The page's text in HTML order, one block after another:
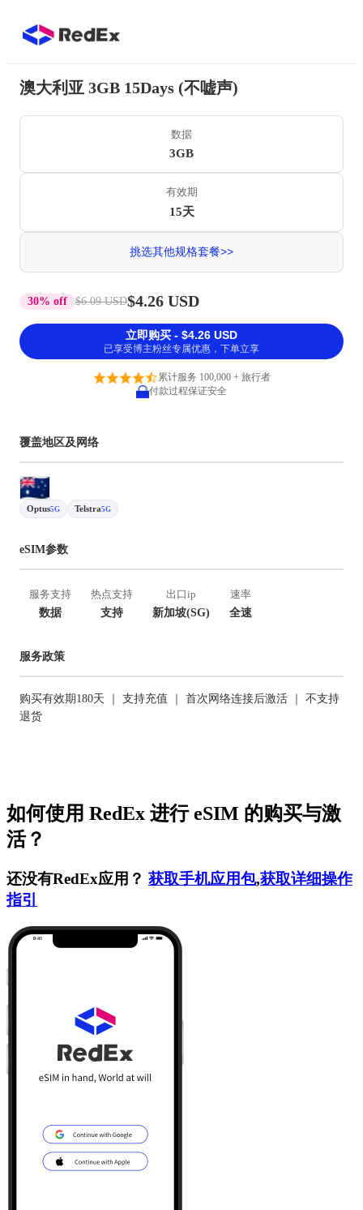
澳大利亚 3GB 15Days (不嘘声)
数据
3GB
有效期
15天
挑选其他规格套餐>>
30% off $6.09 USD$4.26 USD
立即购买 - $4.26 USD
已享受博主粉丝专属优惠，下单立享
累计服务 100,000 + 旅行者
付款过程保证安全
覆盖地区及网络
Optus5G Telstra5G
eSIM参数
服务支持
数据
热点支持
支持
出口ip
新加坡(SG)
速率
全速
服务政策
购买有效期180天 ｜ 支持充值 ｜ 首次网络连接后激活 ｜ 不支持
退货
如何使用 RedEx 进行 eSIM 的购买与激
活？
还没有RedEx应用？ 获取手机应用包,获取详细操作
指引